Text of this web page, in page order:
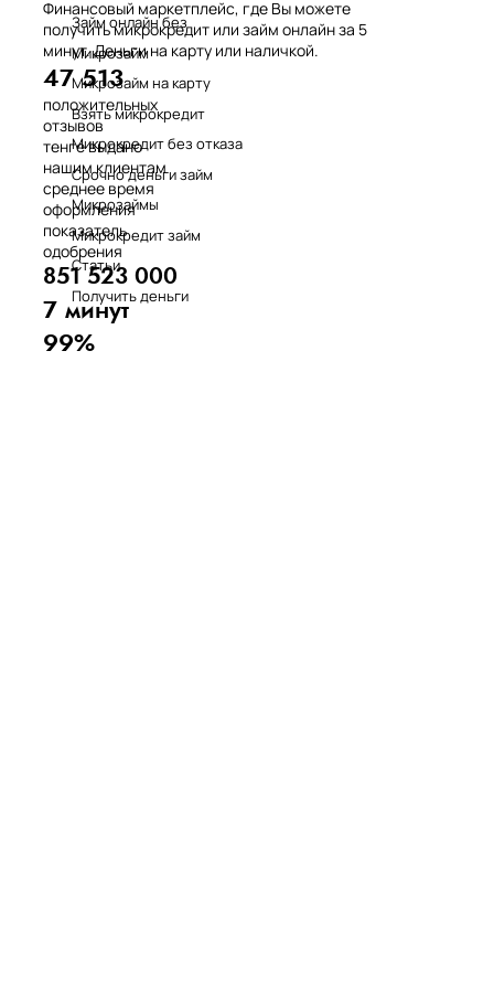
Займ онлайн без
Микрозайм
Микрозайм на карту
Взять микрокредит
Микрокредит без отказа
Срочно деньги займ
Микрозаймы
Микрокредит займ
Статьи
Получить деньги
Финансовый маркетплейс, где Вы можете
получить микрокредит или займ онлайн за 5
минут. Деньги на карту или наличкой.
47 513
положительных
отзывов
тенге выдано
нашим клиентам
среднее время
оформления
показатель
одобрения
851 523 000
7 минут
99%